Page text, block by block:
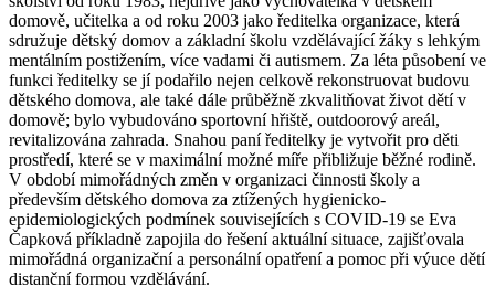
domově, učitelka a od roku 2003 jako ředitelka organizace, která
sdružuje dětský domov a základní školu vzdělávající žáky s lehkým
mentálním postižením, více vadami či autismem. Za léta působení ve
funkci ředitelky se jí podařilo nejen celkově rekonstruovat budovu
dětského domova, ale také dále průběžně zkvalitňovat život dětí v
domově; bylo vybudováno sportovní hřiště, outdoorový areál,
revitalizována zahrada. Snahou paní ředitelky je vytvořit pro děti
prostředí, které se v maximální možné míře přibližuje běžné rodině.
V období mimořádných změn v organizaci činnosti školy a
především dětského domova za ztížených hygienicko-
epidemiologických podmínek souvisejících s COVID-19 se Eva
Čapková příkladně zapojila do řešení aktuální situace, zajišťovala
mimořádná organizační a personální opatření a pomoc při výuce dětí
distanční formou vzdělávání.